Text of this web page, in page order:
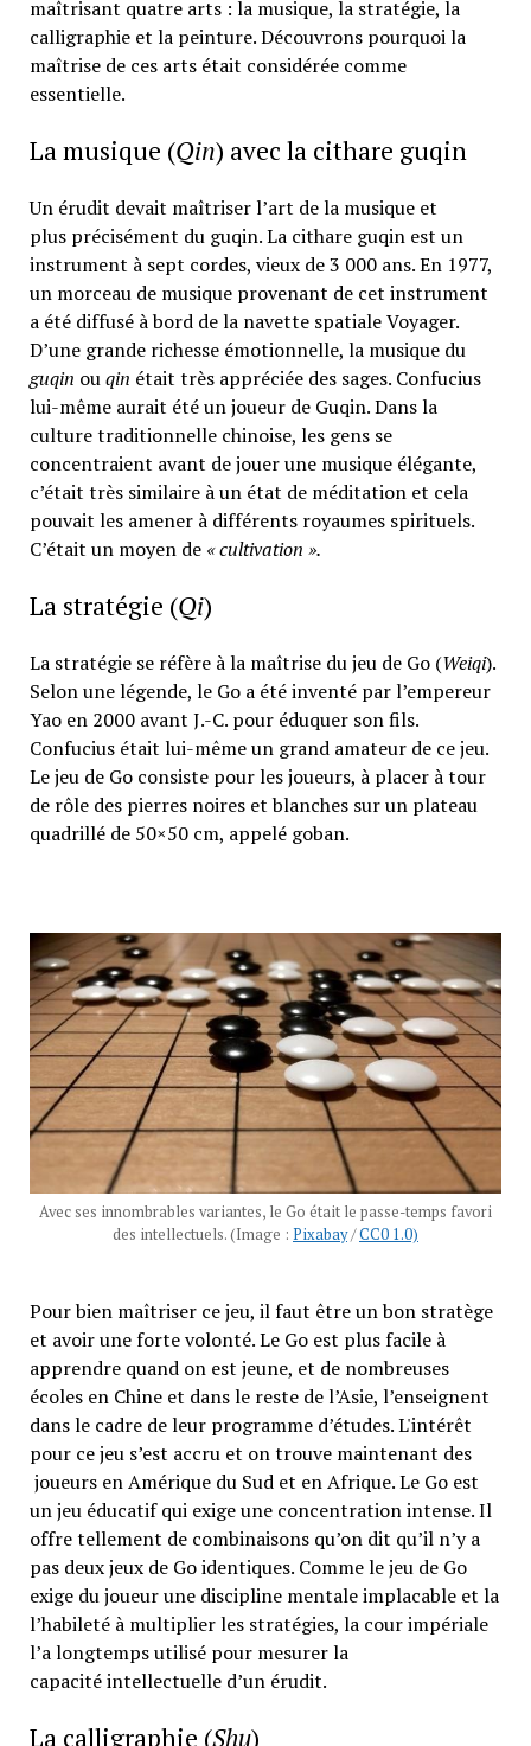
maîtrisant quatre arts : la musique, la stratégie, la
calligraphie et la peinture. Découvrons pourquoi la
maîtrise de ces arts était considérée comme
essentielle.
La musique (Qin) avec la cithare guqin
Un érudit devait maîtriser l’art de la musique et
plus précisément du guqin. La cithare guqin est un
instrument à sept cordes, vieux de 3 000 ans. En 1977,
un morceau de musique provenant de cet instrument
a été diffusé à bord de la navette spatiale Voyager.
D’une grande richesse émotionnelle, la musique du
guqin ouqin était très appréciée des sages. Confucius
lui-même aurait été un joueur de Guqin. Dans la
culture traditionnelle chinoise, les gens se
concentraient avant de jouer une musique élégante,
c’était très similaire à un état de méditation et cela
pouvait les amener à différents royaumes spirituels.
C’était un moyen de « cultivation ».
La stratégie (Qi)
La stratégie se réfère à la maîtrise du jeu de Go (Weiqi).
Selon une légende, le Go a été inventé par l’empereur
Yao en 2000 avant J.-C. pour éduquer son fils.
Confucius était lui-même un grand amateur de ce jeu.
Le jeu de Go consiste pour les joueurs, à placer à tour
de rôle des pierres noires et blanches sur un plateau
quadrillé de 50×50 cm, appelé goban.
Avec ses innombrables variantes, le Go était le passe-temps favori
des intellectuels. (Image : Pixabay/CC0 1.0)
Pour bien maîtriser ce jeu, il faut être un bon stratège
et avoir une forte volonté. Le Go est plus facile à
apprendre quand on est jeune, et de nombreuses
écoles en Chine et dans le reste de l’Asie, l’enseignent
dans le cadre de leur programme d’études. L'intérêt
pour ce jeu s’est accru et on trouve maintenant des
joueurs en Amérique du Sud et en Afrique. Le Go est
un jeu éducatif qui exige une concentration intense. Il
offre tellement de combinaisons qu’on dit qu’il n’y a
pas deux jeux de Go identiques. Comme le jeu de Go
exige du joueur une discipline mentale implacable et la
l’habileté à multiplier les stratégies, la cour impériale
l’a longtemps utilisé pour mesurer la
capacité intellectuelle d’un érudit.
La calligraphie (Shu)